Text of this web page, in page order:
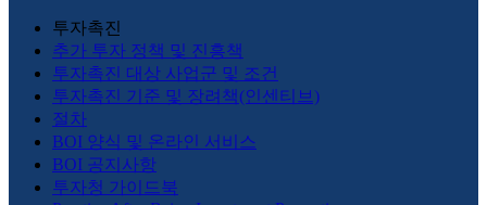
투자촉진
추가 투자 정책 및 진흥책
투자촉진 대상 사업군 및 조건
투자촉진 기준 및 장려책(인센티브)
절차
BOI 양식 및 온라인 서비스
BOI 공지사항
투자청 가이드북